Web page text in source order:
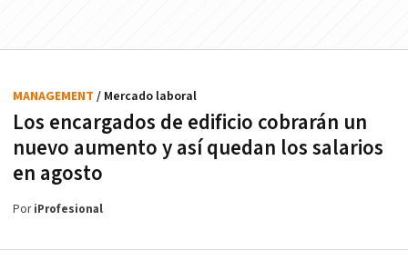
Los encargados de edificio cobrarán un
nuevo aumento y así quedan los salarios
en agosto
MANAGEMENT / Mercado laboral
PoriProfesional